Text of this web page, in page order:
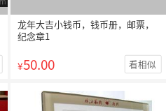
龙年大吉小钱币，钱币册，邮票，
纪念章1
¥50.00 看相似